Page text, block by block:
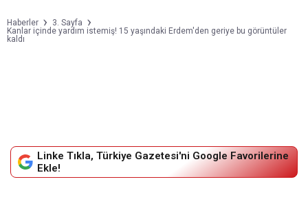
Haberler
3. Sayfa
Kanlar içinde yardım istemiş! 15 yaşındaki Erdem'den geriye bu görüntüler
kaldı
Linke Tıkla, Türkiye Gazetesi'ni Google Favorilerine
Ekle!